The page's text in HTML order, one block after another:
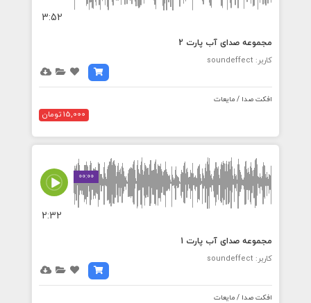
3:52
مجموعه صدای آب پارت 2
کاربر: soundeffect
افکت صدا / مایعات
15,000 تومان
00:00
2:32
مجموعه صدای آب پارت 1
کاربر: soundeffect
افکت صدا / مایعات